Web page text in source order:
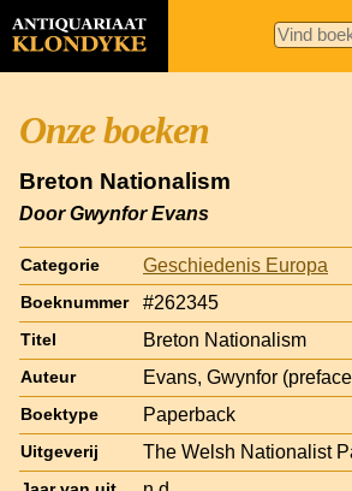
Onze boeken
Breton Nationalism
Door Gwynfor Evans
Categorie Geschiedenis Europa
Boeknummer #262345
Titel Breton Nationalism
Auteur Evans, Gwynfor
Boektype Paperback
Uitgeverij The Welsh Nationalist